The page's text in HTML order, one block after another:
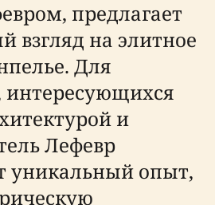
предлагает
взгляд на элитное
Для
интересующихся
и
Лефевр
уникальный опыт,